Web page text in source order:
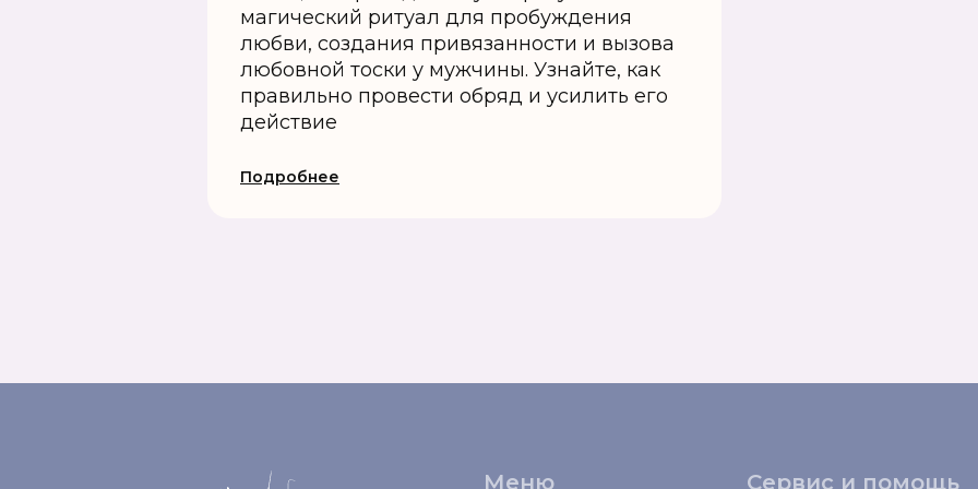
магический ритуал для пробуждения
любви, создания привязанности и вызова
любовной тоски у мужчины. Узнайте, как
правильно провести обряд и усилить его
действие
Подробнее
Меню Сервис и помощь